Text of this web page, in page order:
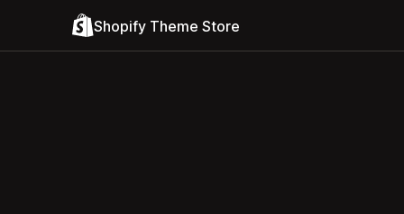
Shopify Theme Store